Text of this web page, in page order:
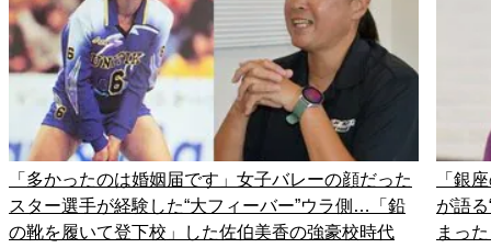
「多かったのは婚姻届です」女子バレーの顔だった
スター選手が経験した“大フィーバー”ウラ側…「鉛
の靴を履いて登下校」した佐伯美香の強豪校時代
「銀
が語
まっ